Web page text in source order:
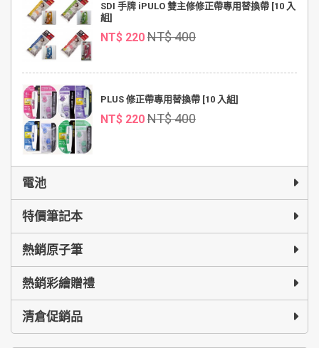
SDI 手牌 iPULO 雙主修修正帶專用替換帶 [10 入
組]
NT$ 220 NT$ 400
PLUS 修正帶專用替換帶 [10 入組]
NT$ 220 NT$ 400
電池
特價筆記本
熱銷原子筆
熱銷彩繪贈禮
清倉促銷品